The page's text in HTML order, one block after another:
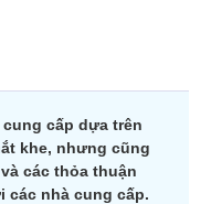
cấp dựa trên
khe, nhưng cũng
các thỏa thuận
các nhà cung cấp.